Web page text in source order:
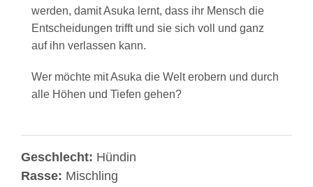
werden, damit Asuka lernt, dass ihr Mensch die
Entscheidungen trifft und sie sich voll und ganz
auf ihn verlassen kann.
Wer möchte mit Asuka die Welt erobern und durch
alle Höhen und Tiefen gehen?
Geschlecht: Hündin
Rasse: Mischling